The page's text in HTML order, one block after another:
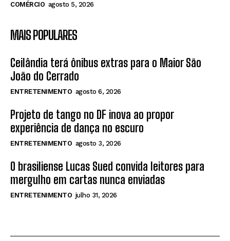
COMÉRCIO agosto 5, 2026
MAIS POPULARES
Ceilândia terá ônibus extras para o Maior São
João do Cerrado
ENTRETENIMENTO agosto 6, 2026
Projeto de tango no DF inova ao propor
experiência de dança no escuro
ENTRETENIMENTO agosto 3, 2026
O brasiliense Lucas Sued convida leitores para
mergulho em cartas nunca enviadas
ENTRETENIMENTO julho 31, 2026